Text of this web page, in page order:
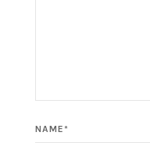
NAME*